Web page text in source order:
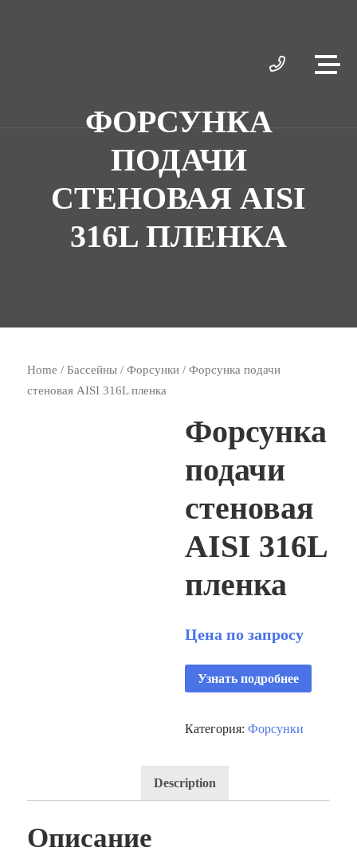
ФОРСУНКА
ПОДАЧИ
СТЕНОВАЯ AISI
316L ПЛЕНКА
Home /Бассейны /Форсунки / Форсунка подачи
стеновая AISI 316L пленка
Форсунка
подачи
стеновая
AISI 316L
пленка
Цена по запросу
Узнать подробнее
Категория: Форсунки
Description
Описание